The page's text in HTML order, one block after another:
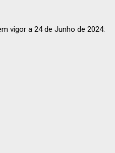
vigor a 24 de Junho de 2024: